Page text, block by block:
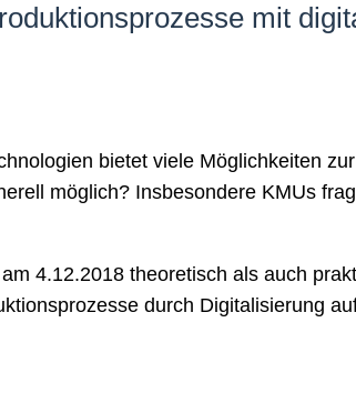
mit
bietet viele Möglichkeiten zur
möglich? Insbesondere KMUs
4.12.2018 theoretisch als auch
durch Digitalisierung